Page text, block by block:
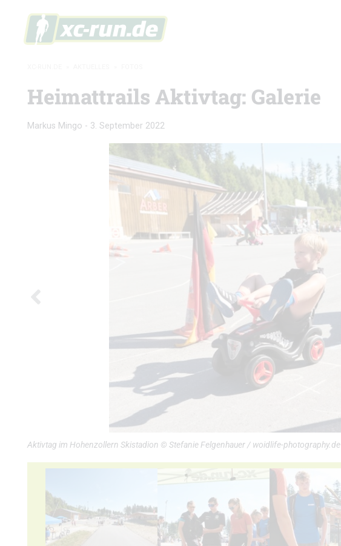
Heimattrails Aktivtag: Galerie
Markus Mingo - 3. September 2022
Aktivtag im Hohenzollern Skistadion © Stefanie Felgenhauer / woidlife-photography.de